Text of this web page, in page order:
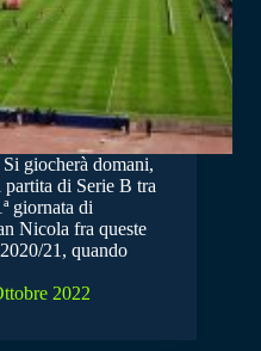
giocherà domani,
di Serie B tra
giornata di
Nicola fra queste
21, quando
2022